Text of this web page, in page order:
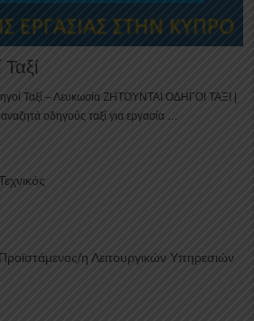
Ταξί – Λευκωσία ΖΗΤΟΥΝΤΑΙ ΟΔΗΓΟΙ ΤΑΞΙ |
οδηγούς ταξί για εργασία …
Προϊστάμενος/η Λειτουργικών Υπηρεσιών